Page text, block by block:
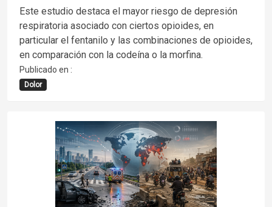
Este estudio destaca el mayor riesgo de depresión
respiratoria asociado con ciertos opioides, en
particular el fentanilo y las combinaciones de opioides,
en comparación con la codeína o la morfina.
Publicado en :
Dolor